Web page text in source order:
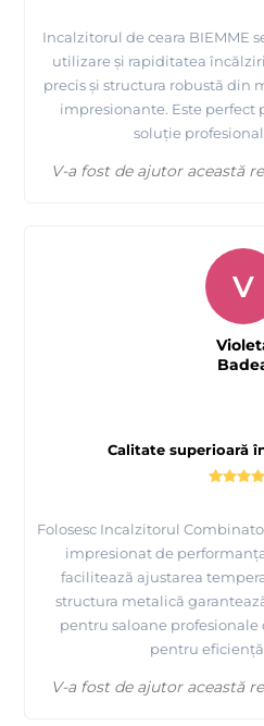
Incalzitorul de ceara BIEMME
utilizare și rapiditatea
precis și structura robustă din
impresionante. Este perfect
soluție
V-a fost de ajutor această
Calitate superioară
Folosesc Incalzitorul
impresionat de
facilitează ajustarea
structura metalică
pentru saloane profesionale
pentru
V
V-a fost de ajutor această